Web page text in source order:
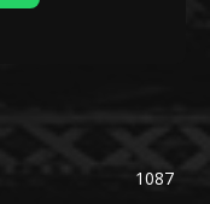
1087